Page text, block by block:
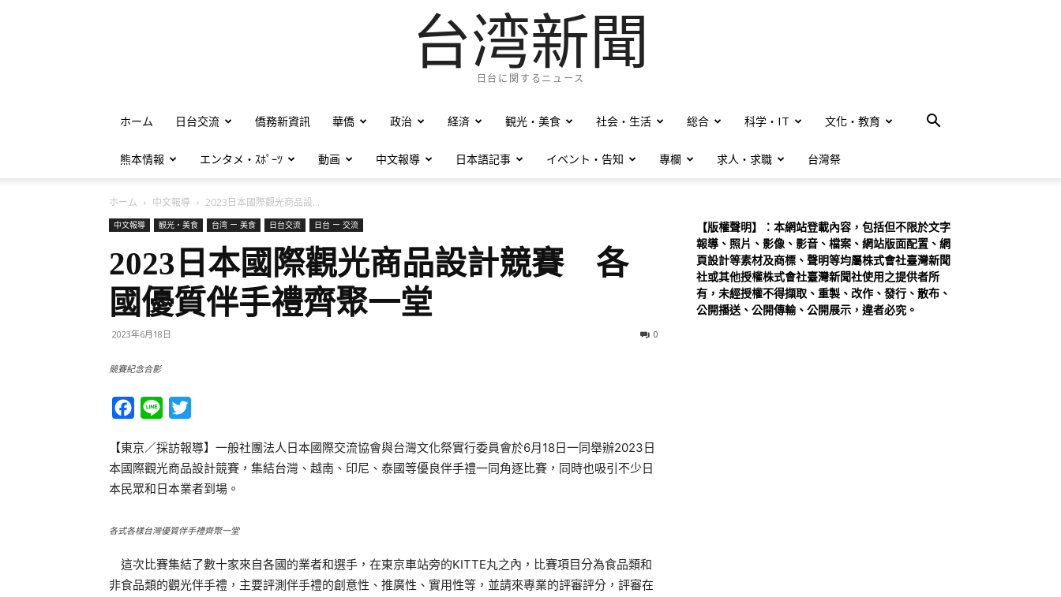
台湾新聞
日台に関するニュース
ホーム 日台交流 僑務新資訊 華僑 政治 経済 観光・美食 社会・生活 総合 科学・IT 文化・教育
熊本情報 エンタメ・ｽﾎﾟｰﾂ 動画 中文報導 日本語記事 イベント・告知 專欄 求人・求職 台灣祭
ホーム 中文報導 2023日本國際觀光商品設...
中文報導 観光・美食 台湾 ー 美食 日台交流 日台 ー 交流
2023日本國際觀光商品設計競賽 各
國優質伴手禮齊聚一堂
2023年6月18日 0
競賽紀念合影
Facebook
Line
【東京／採訪報導】一般社團法人日本國際交流協會與台灣文化祭實行委員會於6月18日一同舉辦2023日
本國際觀光商品設計競賽，集結台灣、越南、印尼、泰國等優良伴手禮一同角逐比賽，同時也吸引不少日
本民眾和日本業者到場。
各式各樣台灣優質伴手禮齊聚一堂
這次比賽集結了數十家來自各國的業者和選手，在東京車站旁的KITTE丸之內，比賽項目分為食品類和
非食品類的觀光伴手禮，主要評測伴手禮的創意性、推廣性、實用性等，並請來專業的評審評分，評審在
【版權聲明】：本網站登載內容，包括但不限於文字
報導、照片、影像、影音、檔案、網站版面配置、網
頁設計等素材及商標、聲明等均屬株式會社臺灣新聞
社或其他授權株式會社臺灣新聞社使用之提供者所
有，未經授權不得擷取、重製、改作、發行、散布、
公開播送、公開傳輸、公開展示，違者必究。